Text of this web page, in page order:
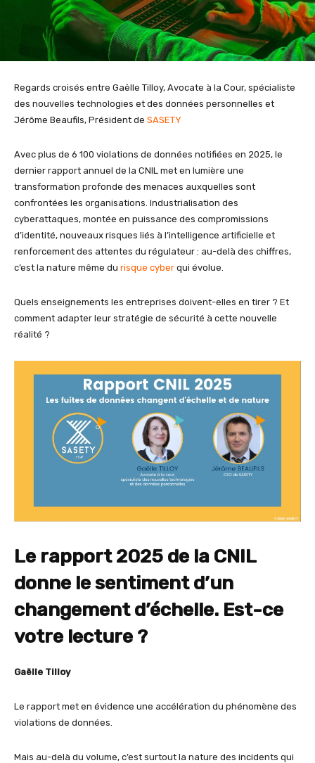
Regards croisés entre Gaëlle Tilloy, Avocate à la Cour, spécialiste
des nouvelles technologies et des données personnelles et
Jérôme Beaufils, Président de SASETY
Avec plus de 6 100 violations de données notifiées en 2025, le
dernier rapport annuel de la CNIL met en lumière une
transformation profonde des menaces auxquelles sont
confrontées les organisations. Industrialisation des
cyberattaques, montée en puissance des compromissions
d’identité, nouveaux risques liés à l’intelligence artificielle et
renforcement des attentes du régulateur : au-delà des chiffres,
c’est la nature même du risque cyber qui évolue.
Quels enseignements les entreprises doivent-elles en tirer ? Et
comment adapter leur stratégie de sécurité à cette nouvelle
réalité ?
Le rapport 2025 de la CNIL
donne le sentiment d’un
changement d’échelle. Est-ce
votre lecture ?
Gaëlle Tilloy
Le rapport met en évidence une accélération du phénomène des
violations de données.
Mais au-delà du volume, c’est surtout la nature des incidents qui